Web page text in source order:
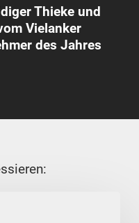
Thieke und
Vielanker
des Jahres